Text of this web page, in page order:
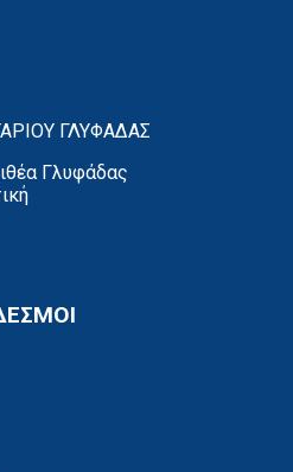
ΓΛΥΦΑΔΑΣ
Γλυφάδας